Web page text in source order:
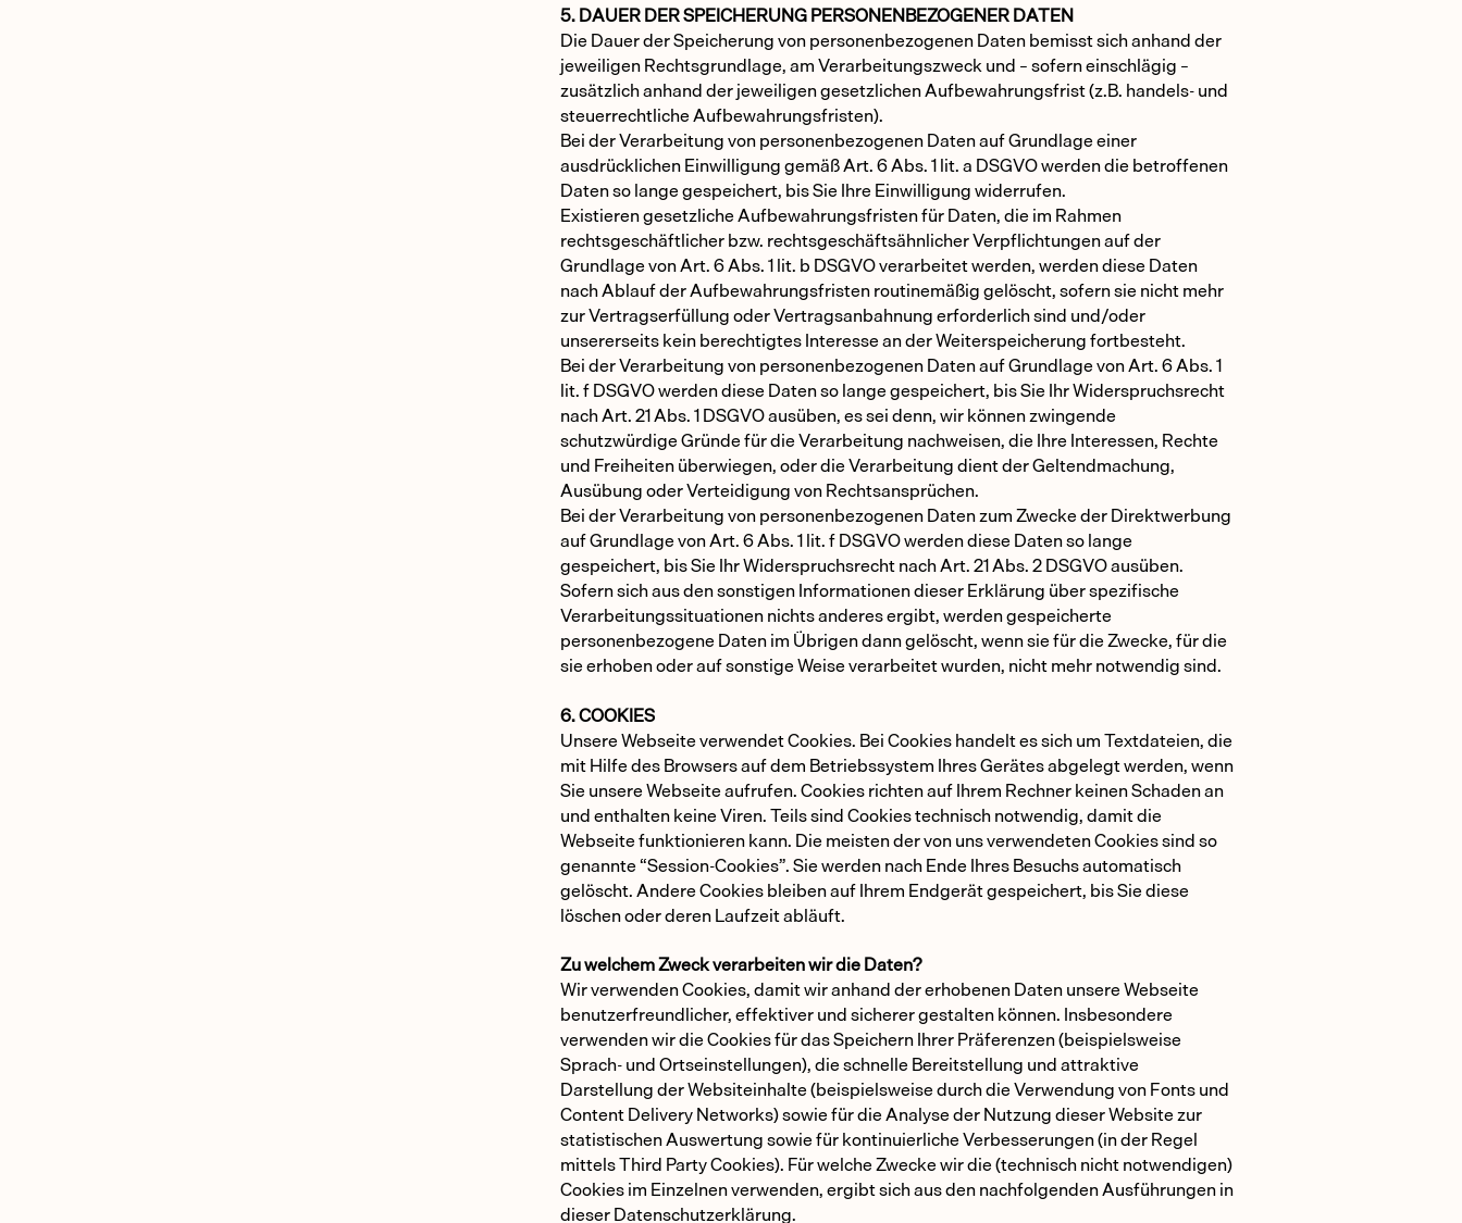
5. DAUER DER SPEICHERUNG PERSONENBEZOGENER DATEN
Die Dauer der Speicherung von personenbezogenen Daten bemisst sich anhand der
jeweiligen Rechtsgrundlage, am Verarbeitungszweck und – sofern einschlägig –
zusätzlich anhand der jeweiligen gesetzlichen Aufbewahrungsfrist (z.B. handels- und
steuerrechtliche Aufbewahrungsfristen).
Bei der Verarbeitung von personenbezogenen Daten auf Grundlage einer
ausdrücklichen Einwilligung gemäß Art. 6 Abs. 1 lit. a DSGVO werden die betroffenen
Daten so lange gespeichert, bis Sie Ihre Einwilligung widerrufen.
Existieren gesetzliche Aufbewahrungsfristen für Daten, die im Rahmen
rechtsgeschäftlicher bzw. rechtsgeschäftsähnlicher Verpflichtungen auf der
Grundlage von Art. 6 Abs. 1 lit. b DSGVO verarbeitet werden, werden diese Daten
nach Ablauf der Aufbewahrungsfristen routinemäßig gelöscht, sofern sie nicht mehr
zur Vertragserfüllung oder Vertragsanbahnung erforderlich sind und/oder
unsererseits kein berechtigtes Interesse an der Weiterspeicherung fortbesteht.
Bei der Verarbeitung von personenbezogenen Daten auf Grundlage von Art. 6 Abs. 1
lit. f DSGVO werden diese Daten so lange gespeichert, bis Sie Ihr Widerspruchsrecht
nach Art. 21 Abs. 1 DSGVO ausüben, es sei denn, wir können zwingende
schutzwürdige Gründe für die Verarbeitung nachweisen, die Ihre Interessen, Rechte
und Freiheiten überwiegen, oder die Verarbeitung dient der Geltendmachung,
Ausübung oder Verteidigung von Rechtsansprüchen.
Bei der Verarbeitung von personenbezogenen Daten zum Zwecke der Direktwerbung
auf Grundlage von Art. 6 Abs. 1 lit. f DSGVO werden diese Daten so lange
gespeichert, bis Sie Ihr Widerspruchsrecht nach Art. 21 Abs. 2 DSGVO ausüben.
Sofern sich aus den sonstigen Informationen dieser Erklärung über spezifische
Verarbeitungssituationen nichts anderes ergibt, werden gespeicherte
personenbezogene Daten im Übrigen dann gelöscht, wenn sie für die Zwecke, für die
sie erhoben oder auf sonstige Weise verarbeitet wurden, nicht mehr notwendig sind.
6. COOKIES
Unsere Webseite verwendet Cookies. Bei Cookies handelt es sich um Textdateien, die
mit Hilfe des Browsers auf dem Betriebssystem Ihres Gerätes abgelegt werden, wenn
Sie unsere Webseite aufrufen. Cookies richten auf Ihrem Rechner keinen Schaden an
und enthalten keine Viren. Teils sind Cookies technisch notwendig, damit die
Webseite funktionieren kann. Die meisten der von uns verwendeten Cookies sind so
genannte “Session-Cookies”. Sie werden nach Ende Ihres Besuchs automatisch
gelöscht. Andere Cookies bleiben auf Ihrem Endgerät gespeichert, bis Sie diese
löschen oder deren Laufzeit abläuft.
Zu welchem Zweck verarbeiten wir die Daten?
Wir verwenden Cookies, damit wir anhand der erhobenen Daten unsere Webseite
benutzerfreundlicher, effektiver und sicherer gestalten können. Insbesondere
verwenden wir die Cookies für das Speichern Ihrer Präferenzen (beispielsweise
Sprach- und Ortseinstellungen), die schnelle Bereitstellung und attraktive
Darstellung der Websiteinhalte (beispielsweise durch die Verwendung von Fonts und
Content Delivery Networks) sowie für die Analyse der Nutzung dieser Website zur
statistischen Auswertung sowie für kontinuierliche Verbesserungen (in der Regel
mittels Third Party Cookies). Für welche Zwecke wir die (technisch nicht notwendigen)
Cookies im Einzelnen verwenden, ergibt sich aus den nachfolgenden Ausführungen in
dieser Datenschutzerklärung.